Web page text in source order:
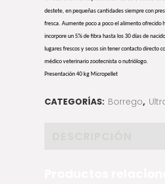
destete, en pequeñas cantidades siempre con
fresca. Aumente poco a poco el alimento ofrecido
incorpore un 5% de fibra hasta los 30 días de
lugares frescos y secos sin tener contacto directo
médico veterinario zootecnista o nutriólogo.
Presentación 40 kg Micropellet
CATEGORÍAS: Borrego,